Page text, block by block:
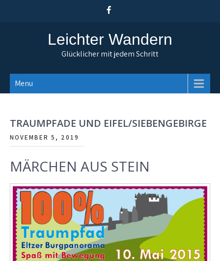
Leichter Wandern
Glücklicher mit jedem Schritt
Menu
TRAUMPFADE UND EIFEL/SIEBENGEBIRGE
NOVEMBER 5, 2019
MÄRCHEN AUS STEIN